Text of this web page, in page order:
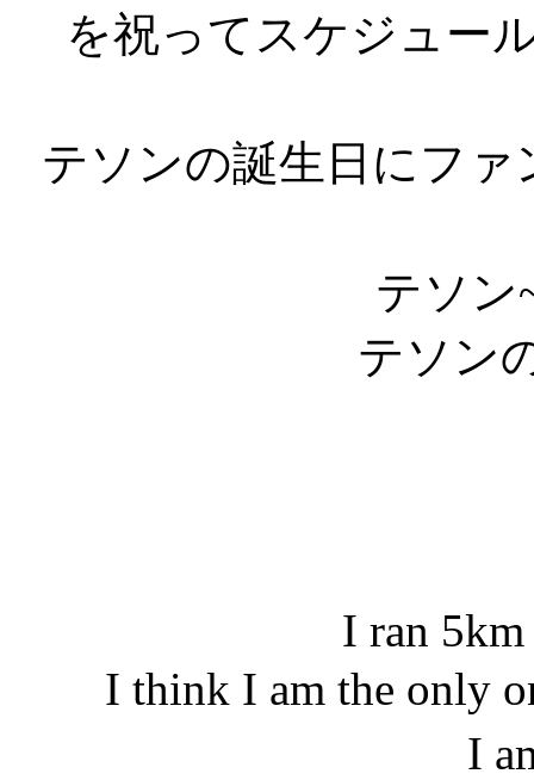
を祝ってスケジュー
テソンの誕生日にフ
テソン
テソン
I ran
I think I am the only
I